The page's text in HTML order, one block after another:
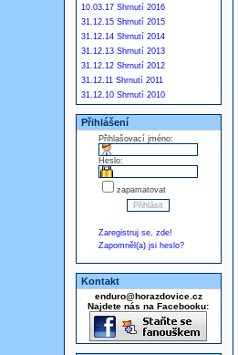
10.03.17 Shrnutí 2016
31.12.15 Shrnutí 2015
31.12.14 Shrnutí 2014
31.12.13 Shrnutí 2013
31.12.12 Shrnutí 2012
31.12.11 Shrnutí 2011
31.12.10 Shrnutí 2010
Přihlášení
Přihlašovací jméno:
Heslo:
zapamatovat
Zaregistruj se, zde!
Zapomněl(a) jsi heslo?
Kontakt
enduro@horazdovice.cz
Najdete nás na Facebooku: